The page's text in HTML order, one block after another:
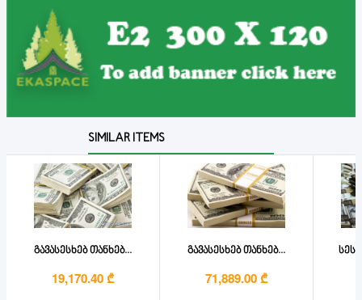
SIMILAR ITEMS
გავასესხებ თანხებ...
19,170.40 ₾
გავასესხებ თანხებ...
71,889.00 ₾